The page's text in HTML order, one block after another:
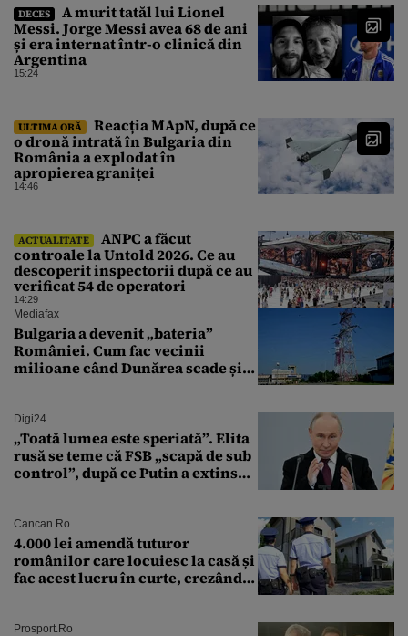
DECES
A murit tatăl lui Lionel
Messi. Jorge Messi avea 68 de ani
și era internat într-o clinică din
Argentina
15:24
ULTIMA ORĂ
Reacția MApN, după ce
o dronă intrată în Bulgaria din
România a explodat în
apropierea graniței
14:46
ACTUALITATE
ANPC a făcut
controale la Untold 2026. Ce au
descoperit inspectorii după ce au
verificat 54 de operatori
14:29
Mediafax
Bulgaria a devenit „bateria”
României. Cum fac vecinii
milioane când Dunărea scade și
Digi24
„Toată lumea este speriată”. Elita
rusă se teme că FSB „scapă de sub
control”, după ce Putin a extins
Cancan.ro
4.000 lei amendă tuturor
românilor care locuiesc la casă și
fac acest lucru în curte, crezând
Prosport.ro